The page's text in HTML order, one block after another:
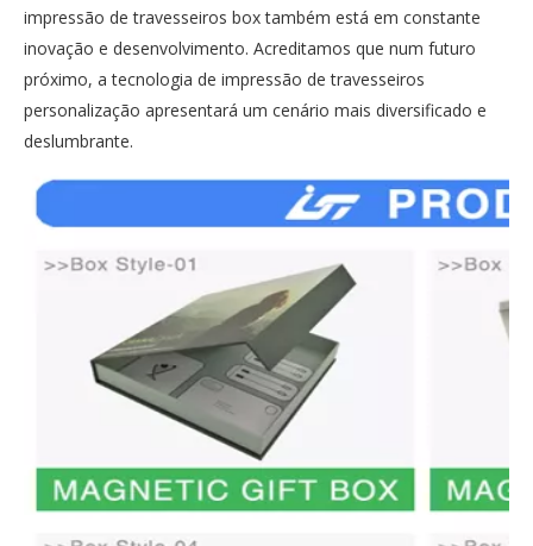
impressão de travesseiros box também está em constante
inovação e desenvolvimento. Acreditamos que num futuro
próximo, a tecnologia de impressão de travesseiros
personalização apresentará um cenário mais diversificado e
deslumbrante.